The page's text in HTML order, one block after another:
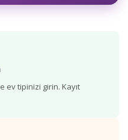
ev tipinizi girin. Kayıt